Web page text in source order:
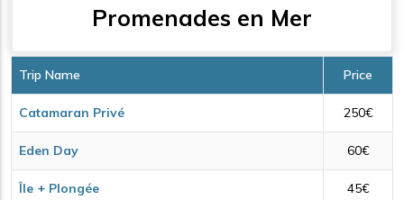
Promenades en Mer
Trip Name Price
Catamaran Privé 250€
Eden Day 60€
Île + Plongée 45€